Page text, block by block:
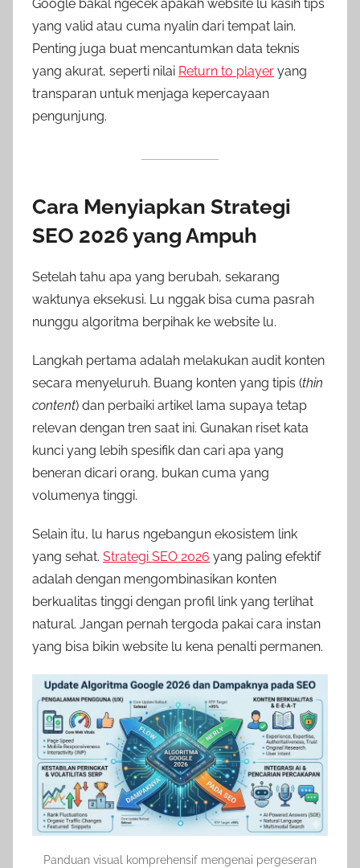
Google bakal ngecek apakah website lu kasih tips
yang valid atau cuma nyalin dari tempat lain.
Penting juga buat mencantumkan data teknis
yang akurat, seperti nilai Return to player yang
transparan untuk menjaga kepercayaan
pengunjung.
Cara Menyiapkan Strategi
SEO 2026 yang Ampuh
Setelah tahu apa yang berubah, sekarang
waktunya eksekusi. Lu nggak bisa cuma pasrah
nunggu algoritma berpihak ke website lu.
Langkah pertama adalah melakukan audit konten
secara menyeluruh. Buang konten yang tipis (thin
content) dan perbaiki artikel lama supaya tetap
relevan dengan tren saat ini. Gunakan riset kata
kunci yang lebih spesifik dan cari apa yang
beneran dicari orang, bukan cuma yang
volumenya tinggi.
Selain itu, lu harus ngebangun ekosistem link
yang sehat. Strategi SEO 2026 yang paling efektif
adalah dengan mengombinasikan konten
berkualitas tinggi dengan profil link yang terlihat
natural. Jangan pernah tergoda pakai cara instan
yang bisa bikin website lu kena penalti permanen.
Panduan visual komprehensif mengenai pergeseran